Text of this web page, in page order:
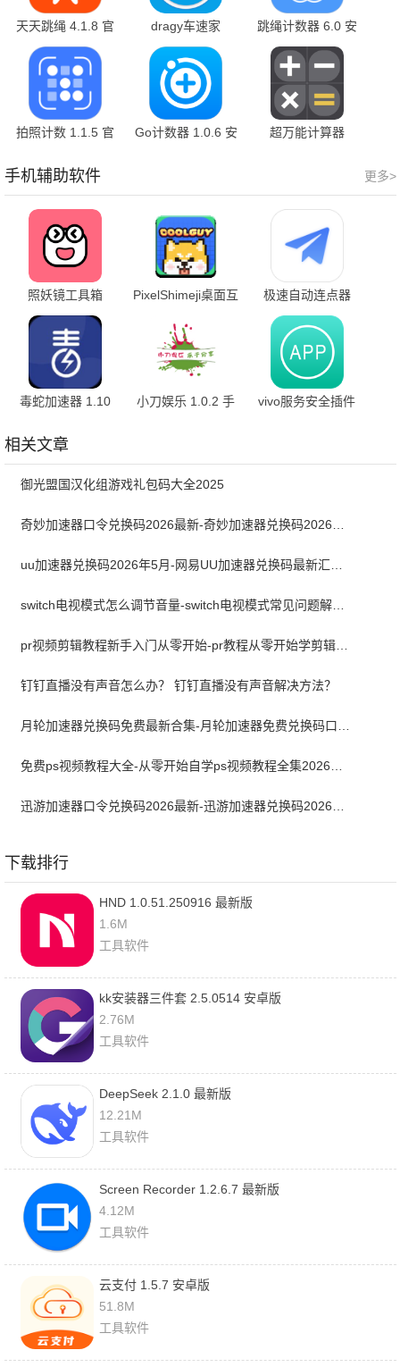
天天跳绳 4.1.8 官
方版
dragy车速家
v2.8.21 安卓版
跳绳计数器 6.0 安
卓版
拍照计数 1.1.5 官
Go计数器 1.0.6 安
超万能计算器
更多>
手机辅助软件
照妖镜工具箱
3.0.1 官方版
PixelShimeji桌面互
版
极速自动连点器
1.0.5 安卓版
毒蛇加速器 1.10
小刀娱乐 1.0.2 手
vivo服务安全插件
相关文章
御光盟国汉化组游戏礼包码大全2025
switch电视模式怎么调节音量-switch电视模式常见问题解决方案
pr视频剪辑教程新手入门从零开始-pr教程从零开始学剪辑全集免费
钉钉直播没有声音怎么办？ 钉钉直播没有声音解决方法？
下载排行
HND 1.0.51.250916 最新版
1.6M
工具软件
kk安装器三件套 2.5.0514 安卓版
2.76M
工具软件
DeepSeek 2.1.0 最新版
12.21M
工具软件
Screen Recorder 1.2.6.7 最新版
4.12M
工具软件
云支付 1.5.7 安卓版
51.8M
工具软件